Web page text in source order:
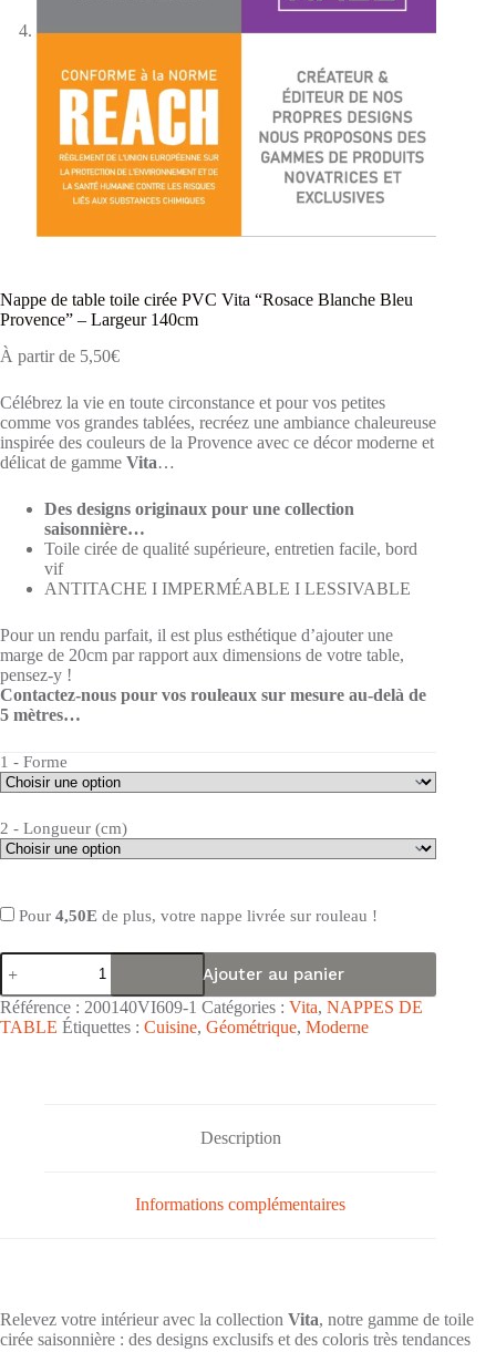
Nappe de table toile cirée PVC Vita “Rosace Blanche Bleu
Provence” – Largeur 140cm
À partir de 5,50€
Célébrez la vie en toute circonstance et pour vos petites
comme vos grandes tablées, recréez une ambiance chaleureuse
inspirée des couleurs de la Provence avec ce décor moderne et
délicat de gamme Vita…
Des designs originaux pour une collection
saisonnière…
Toile cirée de qualité supérieure, entretien facile, bord
vif
ANTITACHE I IMPERMÉABLE I LESSIVABLE
Pour un rendu parfait, il est plus esthétique d’ajouter une
marge de 20cm par rapport aux dimensions de votre table,
pensez-y !
Contactez-nous pour vos rouleaux sur mesure au-delà de
5 mètres…
1 - Forme
2 - Longueur (cm)
Pour 4,50E de plus, votre nappe livrée sur rouleau !
quantité
de
Nappe
de
table
Ajouter au panier
Référence : 200140VI609-1 Catégories : Vita, NAPPES DE
TABLE Étiquettes : Cuisine, Géométrique, Moderne
Description
Informations complémentaires
Relevez votre intérieur avec la collection Vita, notre gamme de toile
cirée saisonnière : des designs exclusifs et des coloris très tendances